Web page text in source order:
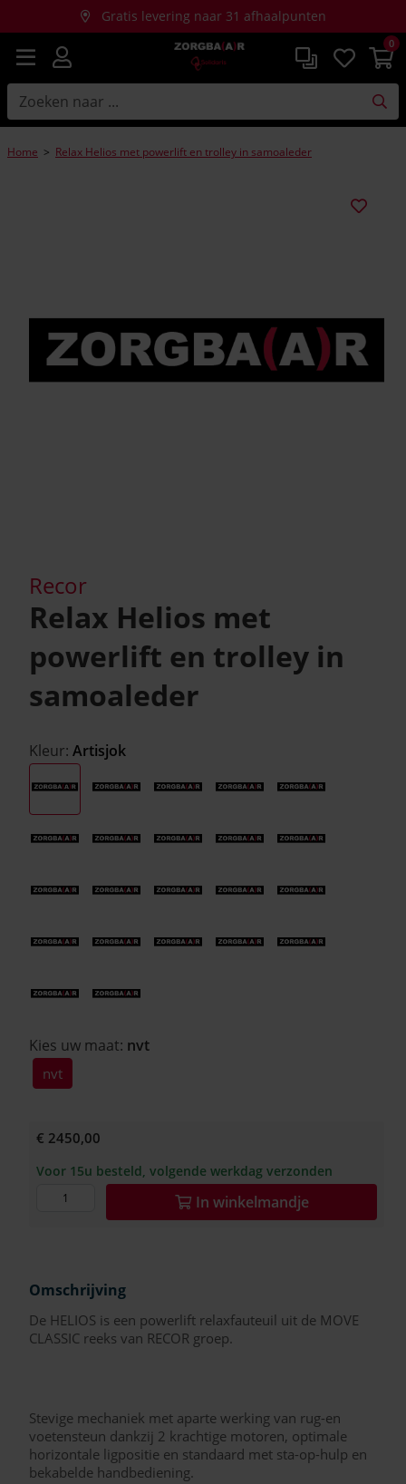
0
Gratis levering naar 31 afhaalpunten
Gratis thuislevering bij aankopen vanaf €150
Home > Relax Helios met powerlift en trolley in samoaleder
Recor
Relax Helios met
powerlift en trolley in
samoaleder
Kleur: Artisjok
Kies uw maat: nvt
nvt
€ 2450,00
Voor 15u besteld, volgende werkdag verzonden
In winkelmandje
Omschrijving
De HELIOS is een powerlift relaxfauteuil uit de MOVE
CLASSIC reeks van RECOR groep.
Stevige mechaniek met aparte werking van rug-en
voetensteun dankzij 2 krachtige motoren, optimale
horizontale ligpositie en standaard met sta-op-hulp en
bekabelde handbediening.